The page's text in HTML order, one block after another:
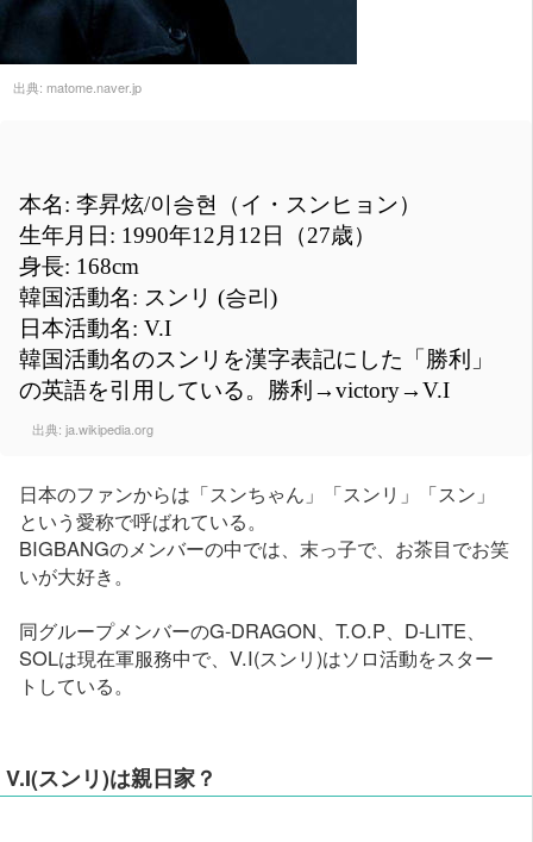
出典: matome.naver.jp
本名: 李昇炫/이승현（イ・スンヒョン）
生年月日: 1990年12月12日（27歳）
身長: 168cm
韓国活動名: スンリ (승리)
日本活動名: V.I
韓国活動名のスンリを漢字表記にした「勝利」
の英語を引用している。勝利→victory→V.I
出典: ja.wikipedia.org
日本のファンからは「スンちゃん」「スンリ」「スン」
という愛称で呼ばれている。
BIGBANGのメンバーの中では、末っ子で、お茶目でお笑
いが大好き。
同グループメンバーのG-DRAGON、T.O.P、D-LITE、
SOLは現在軍服務中で、V.I(スンリ)はソロ活動をスター
トしている。
V.I(スンリ)は親日家？